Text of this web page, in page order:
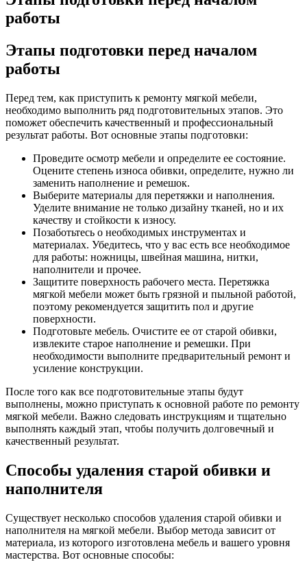
работы
Этапы подготовки перед началом
работы
Перед тем, как приступить к ремонту мягкой мебели,
необходимо выполнить ряд подготовительных этапов. Это
поможет обеспечить качественный и профессиональный
результат работы. Вот основные этапы подготовки:
Проведите осмотр мебели и определите ее состояние.
Оцените степень износа обивки, определите, нужно ли
заменить наполнение и ремешок.
Выберите материалы для перетяжки и наполнения.
Уделите внимание не только дизайну тканей, но и их
качеству и стойкости к износу.
Позаботьтесь о необходимых инструментах и
материалах. Убедитесь, что у вас есть все необходимое
для работы: ножницы, швейная машина, нитки,
наполнители и прочее.
Защитите поверхность рабочего места. Перетяжка
мягкой мебели может быть грязной и пыльной работой,
поэтому рекомендуется защитить пол и другие
поверхности.
Подготовьте мебель. Очистите ее от старой обивки,
извлеките старое наполнение и ремешки. При
необходимости выполните предварительный ремонт и
усиление конструкции.
После того как все подготовительные этапы будут
выполнены, можно приступать к основной работе по ремонту
мягкой мебели. Важно следовать инструкциям и тщательно
выполнять каждый этап, чтобы получить долговечный и
качественный результат.
Способы удаления старой обивки и
наполнителя
Существует несколько способов удаления старой обивки и
наполнителя на мягкой мебели. Выбор метода зависит от
материала, из которого изготовлена мебель и вашего уровня
мастерства. Вот основные способы: